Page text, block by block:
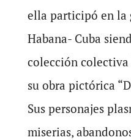
ella participó en la
Habana- Cuba
colección
su obra pictórica
Sus personajes
miserias,